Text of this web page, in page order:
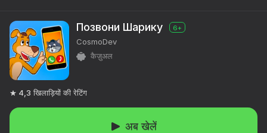
Позвони Шарику 6+
CosmoDev
कैज़ुअल
4,3 खिलाड़ियों की रेटिंग
अब खेलें